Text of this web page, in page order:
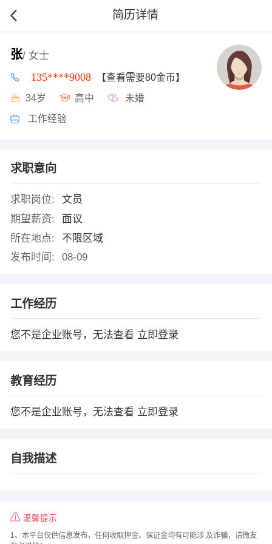
简历详情
张/ 女士
135****9008 【查看需要80金币】
34岁 高中 未婚
工作经验
求职意向
求职岗位:
文员
期望薪资:
面议
所在地点:
不限区域
发布时间:
08-09
工作经历
您不是企业账号，无法查看 立即登录
教育经历
您不是企业账号，无法查看 立即登录
自我描述
温馨提示
1、本平台仅供信息发布，任何收取押金、保证金均有可能涉 及诈骗，请微友